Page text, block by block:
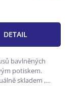
DETAIL
bavlněných
potiskem.
skladem ,